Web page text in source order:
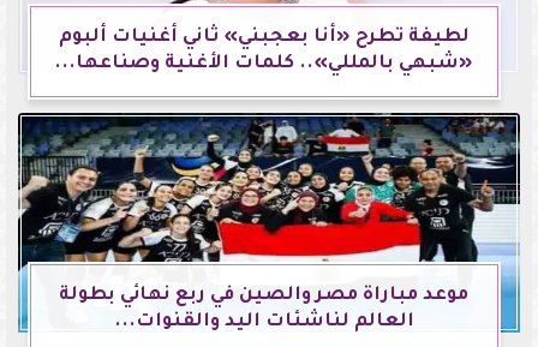
لطيفة تطرح «أنا بعجبني» ثاني أغنيات ألبوم
«شبهي بالمللي».. كلمات الأغنية وصناعها...
موعد مباراة مصر والصين في ربع نهائي بطولة
العالم لناشئات اليد والقنوات...